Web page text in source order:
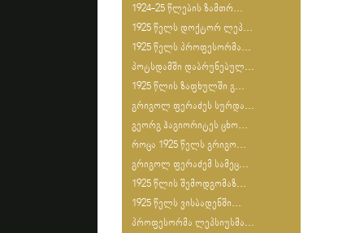
1924-25 წლების ზამთრ...
1925 წელს დოქტორ ლეპ...
1925 წელს პროფესორმა...
პოტსდამში დაბრუნებულ...
1925 წლის ზაფხულში გ...
გრიგოლ ფერაძეს სურდა...
გეორგ ჰაგიორიტეს ცხო...
როცა 1925 წელს გრიგო...
გრიგოლ ფერაძემ სამეც...
1925 წლის შემოდგომაზ...
1925 წელს ვისბადენში...
პროფესორმა ლეპსიუსმა...